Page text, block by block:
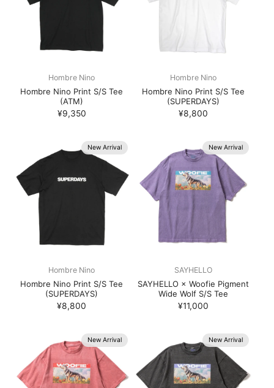
Hombre Nino
Hombre Nino Print S/S Tee
(ATM)
¥9,350
Hombre Nino
Hombre Nino Print S/S Tee
(SUPERDAYS)
¥8,800
New Arrival
Hombre Nino
Hombre Nino Print S/S Tee
(SUPERDAYS)
¥8,800
New Arrival
SAYHELLO
SAYHELLO × Woofie Pigment
Wide Wolf S/S Tee
¥11,000
New Arrival New Arrival